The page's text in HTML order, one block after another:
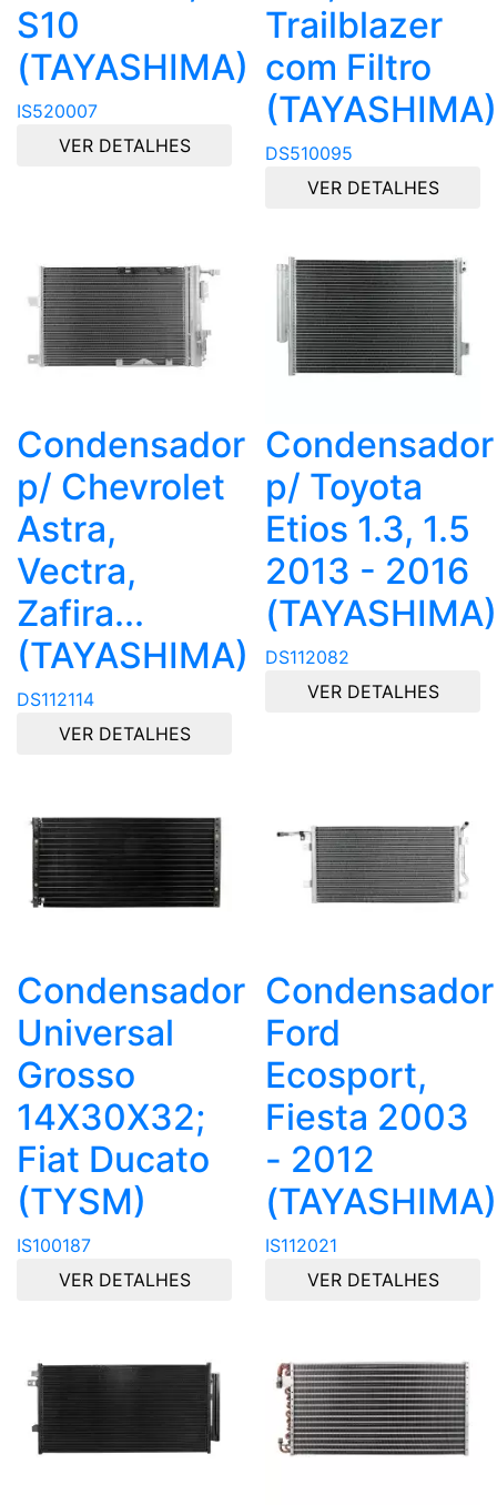
S10
(TAYASHIMA)
IS520007
VER DETALHES
Trailblazer
com Filtro
(TAYASHIMA)
DS510095
VER DETALHES
Condensador
p/ Chevrolet
Astra,
Vectra,
Zafira...
(TAYASHIMA)
DS112114
VER DETALHES
Condensador
p/ Toyota
Etios 1.3, 1.5
2013 - 2016
(TAYASHIMA)
DS112082
VER DETALHES
Condensador
Universal
Grosso
14X30X32;
Fiat Ducato
(TYSM)
IS100187
VER DETALHES
Condensador
Ford
Ecosport,
Fiesta 2003
- 2012
(TAYASHIMA)
IS112021
VER DETALHES